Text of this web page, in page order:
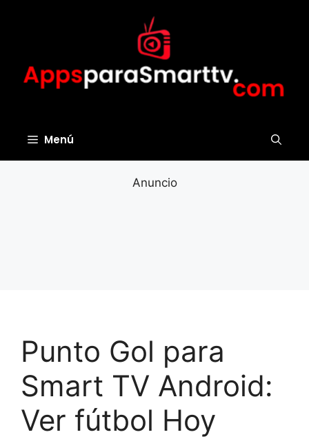
Menú
Anuncio
Punto Gol para
Smart TV Android:
Ver fútbol Hoy